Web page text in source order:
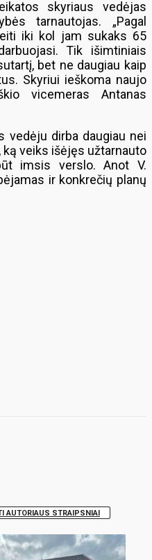
skyriaus vedėjas
tarnautojas. „Pagal
iki kol jam sukaks 65
Tik išimtiniais
bet ne daugiau kaip
Skyriui ieškoma naujo
vicemeras Antanas
vedėju dirba daugiau nei
veiks išėjęs užtarnauto
imsis verslo. Anot V.
ir konkrečių planų
AUTORIAUS STRAIPSNIAI